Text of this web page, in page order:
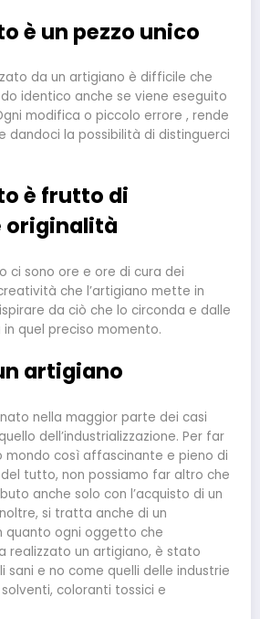
è un pezzo unico
da un artigiano è difficile che
identico anche se viene eseguito
modifica o piccolo errore , rende
dandoci la possibilità di distinguerci
è frutto di
originalità
ci sono ore e ore di cura dei
che l’artigiano mette in
da ciò che lo circonda e dalle
quel preciso momento.
artigiano
nella maggior parte dei casi
dell’industrializzazione. Per far
mondo così affascinante e pieno di
tutto, non possiamo far altro che
anche solo con l’acquisto di un
si tratta anche di un
quanto ogni oggetto che
realizzato un artigiano, è stato
sani e no come quelli delle industrie
coloranti tossici e